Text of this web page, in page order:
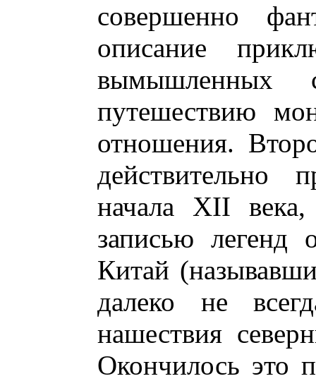
совершенно
описание
вымышленных
путешествию
отношения.
действительно
начала XII века,
записью легенд
Китай
далеко не
нашествия
Окончилось это